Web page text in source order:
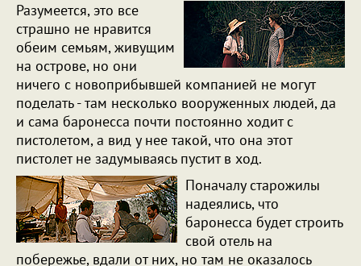
Разумеется, это все
страшно не нравится
обеим семьям, живущим
на острове, но они
ничего с новоприбывшей компанией не могут
поделать - там несколько вооруженных людей, да
и сама баронесса почти постоянно ходит с
пистолетом, а вид у нее такой, что она этот
пистолет не задумываясь пустит в ход.
Поначалу старожилы
надеялись, что
баронесса будет строить
свой отель на
побережье, вдали от них, но там не оказалось